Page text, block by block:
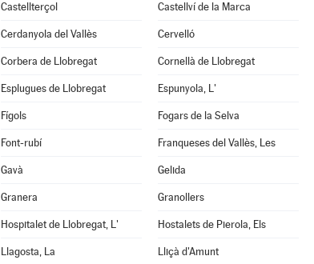
Castellterçol Castellví de la Marca
Cerdanyola del Vallès Cervelló
Corbera de Llobregat Cornellà de Llobregat
Esplugues de Llobregat Espunyola, L'
Fígols Fogars de la Selva
Font-rubí Franqueses del Vallès, Les
Gavà Gelida
Granera Granollers
Hospitalet de Llobregat, L' Hostalets de Pierola, Els
Llagosta, La Lliçà d'Amunt